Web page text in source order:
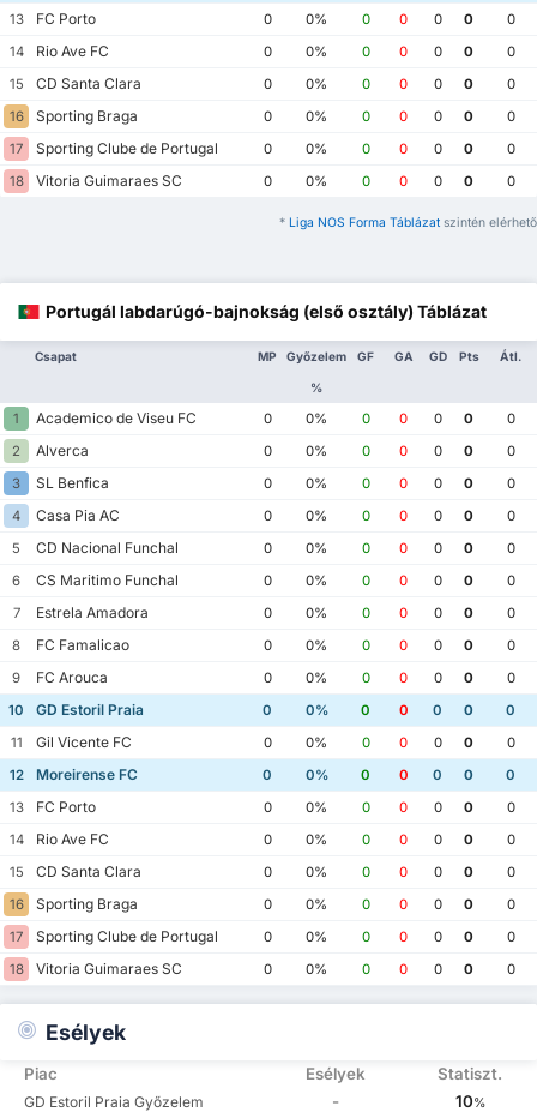
13
FC Porto 0 0% 0 0 0 0
0
14
Rio Ave FC 0 0% 0 0 0 0
0
15
CD Santa Clara 0 0% 0 0 0 0
0
16
Sporting Braga 0 0% 0 0 0 0
0
17
Sporting Clube de Portugal 0 0% 0 0 0 0
0
18
Vitoria Guimaraes SC 0 0% 0 0 0 0 0
* Liga NOS Forma Táblázat szintén elérhető
Portugál labdarúgó-bajnokság (első osztály) Táblázat
Csapat MP Győzelem
%
GF GA GD Pts Átl.
1 Academico de Viseu FC 0 0% 0 0 0 0
0
2
Alverca 0 0% 0 0 0 0
0
3
SL Benfica 0 0% 0 0 0 0
0
4
Casa Pia AC 0 0% 0 0 0 0
0
5
CD Nacional Funchal 0 0% 0 0 0 0
0
6
CS Maritimo Funchal 0 0% 0 0 0 0
0
7
Estrela Amadora 0 0% 0 0 0 0
0
8
FC Famalicao 0 0% 0 0 0 0
0
9
FC Arouca 0 0% 0 0 0 0
0
10
GD Estoril Praia 0 0% 0 0 0 0
0
11
Gil Vicente FC 0 0% 0 0 0 0
0
12
Moreirense FC 0 0% 0 0 0 0
0
13
FC Porto 0 0% 0 0 0 0
0
14
Rio Ave FC 0 0% 0 0 0 0
0
15
CD Santa Clara 0 0% 0 0 0 0
0
16
Sporting Braga 0 0% 0 0 0 0
0
17
Sporting Clube de Portugal 0 0% 0 0 0 0
0
18
Vitoria Guimaraes SC 0 0% 0 0 0 0 0
Esélyek
Piac Esélyek Statiszt.
GD Estoril Praia Győzelem - 10%